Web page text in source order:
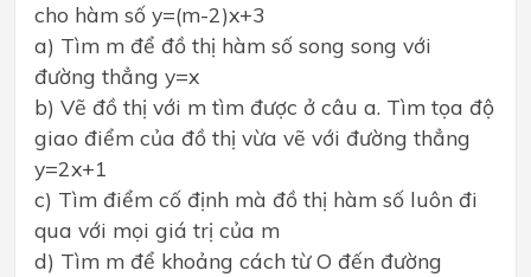
cho hàm số y=(m-2)x+3
a) Tìm m để đồ thị hàm số song song với
đường thẳng y=x
b) Vẽ đồ thị với m tìm được ở câu a. Tìm tọa độ
giao điểm của đồ thị vừa vẽ với đường thẳng
y=2x+1
c) Tìm điểm cố định mà đồ thị hàm số luôn đi
qua với mọi giá trị của m
d) Tìm m để khoảng cách từ O đến đường